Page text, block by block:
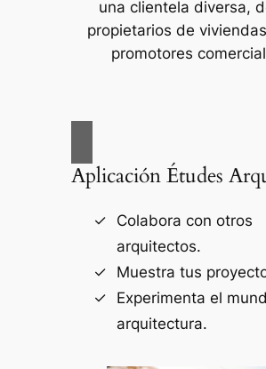
una clientela diversa,
propietarios de
promotores
Aplicación Études
Colabora con otros
arquitectos.
Muestra tus
Experimenta el
arquitectura.